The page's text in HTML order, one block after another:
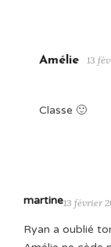
Amélie 13
Classe 🙂
martine13 février
Ryan a oublié